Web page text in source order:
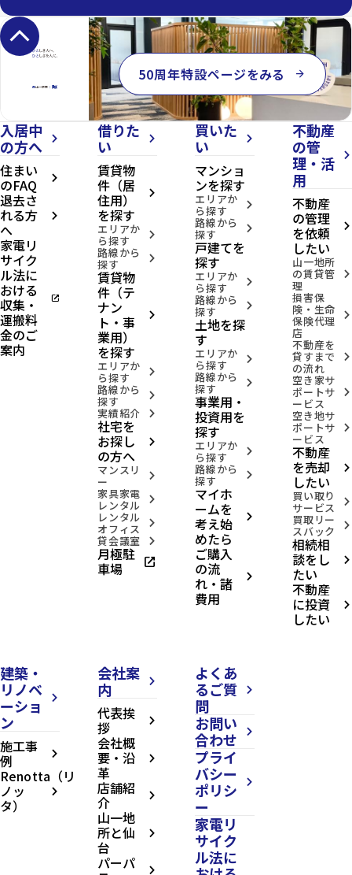
keyboard_arrow_up
50周年特設ページをみる arrow_forward
入居中
の方へ
arrow_forward_ios
住まい
のFAQ arrow_forward_ios
退去さ
れる方
へ
arrow_forward_ios
家電リ
サイク
ル法に
おける
収集・
運搬料
金のご
案内
open_in_new
借りた
い
arrow_forward_ios
賃貸物
件（居
住用）
を探す
arrow_forward_ios
エリアか
ら探す arrow_forward_ios
路線から
探す arrow_forward_ios
賃貸物
件（テ
ナン
ト・事
業用）
を探す
arrow_forward_ios
エリアか
ら探す arrow_forward_ios
路線から
探す arrow_forward_ios
実績紹介 arrow_forward_ios
社宅を
お探し
の方へ
arrow_forward_ios
マンスリ
ー arrow_forward_ios
家具家電
レンタル arrow_forward_ios
レンタル
オフィス arrow_forward_ios
貸会議室 arrow_forward_ios
月極駐
車場 open_in_new
買いた
い
arrow_forward_ios
マンショ
ンを探す
エリアか
ら探す arrow_forward_ios
路線から
探す arrow_forward_ios
戸建てを
探す
エリアか
ら探す arrow_forward_ios
路線から
探す arrow_forward_ios
土地を探
す
エリアか
ら探す arrow_forward_ios
路線から
探す arrow_forward_ios
事業用・
投資用を
探す
エリアか
ら探す arrow_forward_ios
路線から
探す arrow_forward_ios
マイホ
ームを
考え始
めたら
arrow_forward_ios
ご購入
の流
れ・諸
費用
arrow_forward_ios
不動産
の管
理・活
用
arrow_forward_ios
不動産
の管理
を依頼
したい
arrow_forward_ios
山一地所
の賃貸管
理
arrow_forward_ios
損害保
険・生命
保険代理
店
arrow_forward_ios
不動産を
貸すまで
の流れ
arrow_forward_ios
空き家サ
ポートサ
ービス
arrow_forward_ios
空き地サ
ポートサ
ービス
arrow_forward_ios
不動産
を売却
したい
arrow_forward_ios
買い取り
サービス arrow_forward_ios
買取リー
スバック arrow_forward_ios
相続相
談をし
たい
arrow_forward_ios
不動産
に投資
したい
arrow_forward_ios
建築・
リノベ
ーショ
ン
arrow_forward_ios
施工事
例 arrow_forward_ios
Renotta（リ
ノッ
タ）
arrow_forward_ios
会社案
内
arrow_forward_ios
代表挨
拶 arrow_forward_ios
会社概
要・沿
革
arrow_forward_ios
店舗紹
介 arrow_forward_ios
山一地
所と仙
台
arrow_forward_ios
パーパ arrow_forward_ios
よくあ
るご質
問
arrow_forward_ios
お問い
合わせ
arrow_forward_ios
プライ
バシー
ポリシ
ー
arrow_forward_ios
家電リ
サイク
ル法に